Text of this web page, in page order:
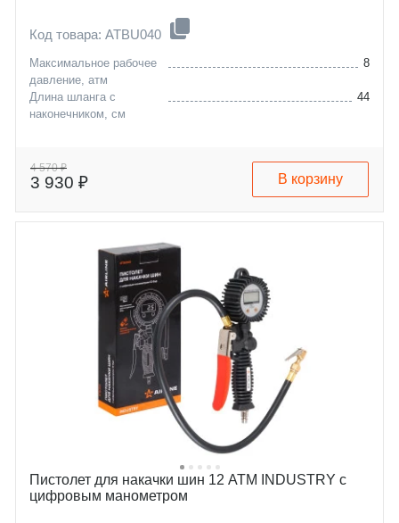
Код товара: ATBU040
Максимальное рабочее
давление, атм
8
Длина шланга с
наконечником, см
44
4 570 ₽
3 930 ₽ В корзину
Пистолет для накачки шин 12 АТМ INDUSTRY с
цифровым манометром